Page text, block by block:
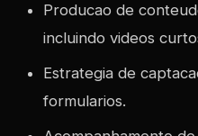
Producao de
incluindo videos
Estrategia de
formularios.